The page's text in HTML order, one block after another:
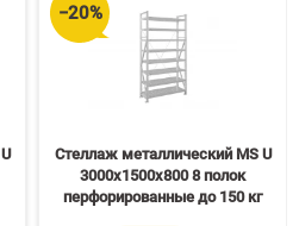
−20%
Стеллаж металлический MS U
3000х1500х800 8 полок
перфорированные до 150 кг